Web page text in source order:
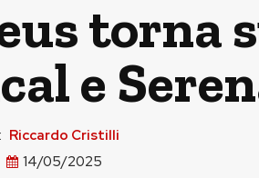
torna
e
Riccardo Cristilli
14/05/2025